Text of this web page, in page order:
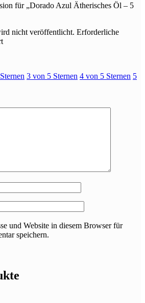
für „Dorado Azul Ätherisches Öl – 5
nicht veröffentlicht. Erforderliche
3 von 5 Sternen 4 von 5 Sternen 5
und Website in diesem Browser für
speichern.